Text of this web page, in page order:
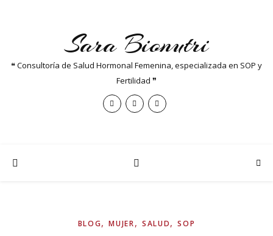
Sara Bionutri
❝ Consultoría de Salud Hormonal Femenina, especializada en SOP y
Fertilidad ❞
BLOG,MUJER, SALUD,SOP